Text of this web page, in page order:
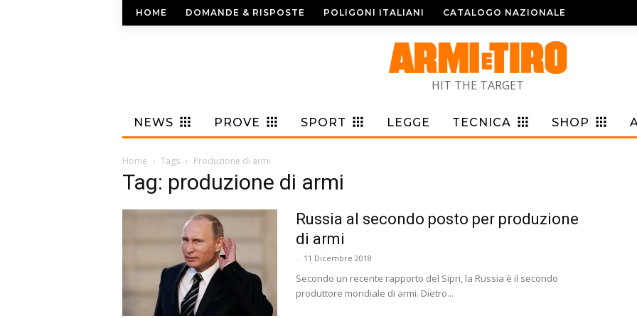
HOME DOMANDE & RISPOSTE POLIGONI ITALIANI CATALOGO NAZIONALE
HIT THE TARGET
NEWS PROVE SPORT LEGGE TECNICA SHOP
Home Tags Produzione di armi
Tag: produzione di armi
Russia al secondo posto per produzione
di armi
- 11 Dicembre 2018
Secondo un recente rapporto del Sipri, la Russia è il secondo
produttore mondiale di armi. Dietro...